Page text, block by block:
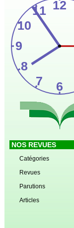
NOS REVUES
Catégories
Revues
Parutions
Articles